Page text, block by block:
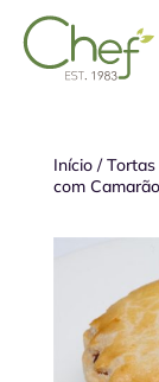
Início/Tortas
com